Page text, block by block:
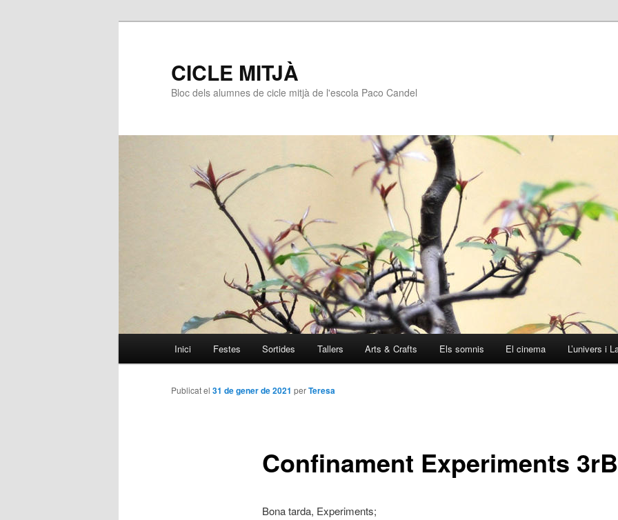
CICLE MITJÀ
Bloc dels alumnes de cicle mitjà de l'escola Paco Candel
Aneu
al
Inici Festes Sortides Tallers Arts & Crafts Els somnis El cinema L’univers i
Confinament Experiments 3rB
Publicat el 31 de gener de 2021 perTeresa
Bona tarda, Experiments;